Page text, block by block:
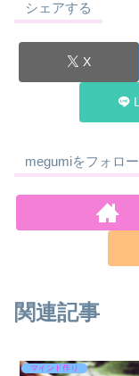
シェアする
X
megumiをフォロ
関連記事
マインド作り